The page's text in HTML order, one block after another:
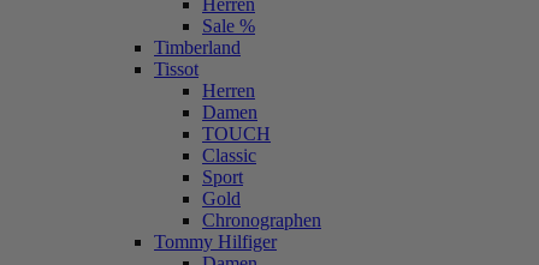
Herren
Sale %
Timberland
Tissot
Herren
Damen
TOUCH
Classic
Sport
Gold
Chronographen
Tommy Hilfiger